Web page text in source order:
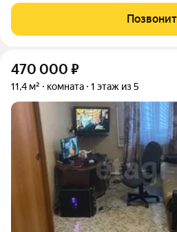
470 000 ₽
11,4 м² комната 1 этаж из 5